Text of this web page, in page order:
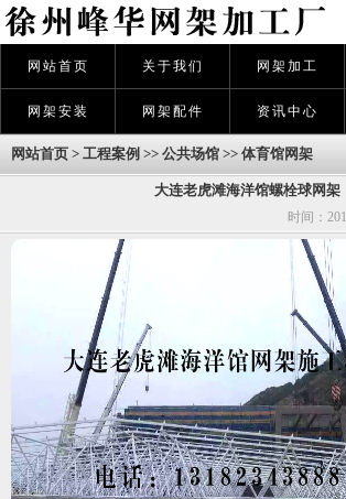
网站首页 关于我们 网架加工
网架安装 网架配件 资讯中心
网站首页 > 工程案例 >> 公共场馆 >> 体育馆网架
大连老虎滩海洋馆螺栓球网架
时间：